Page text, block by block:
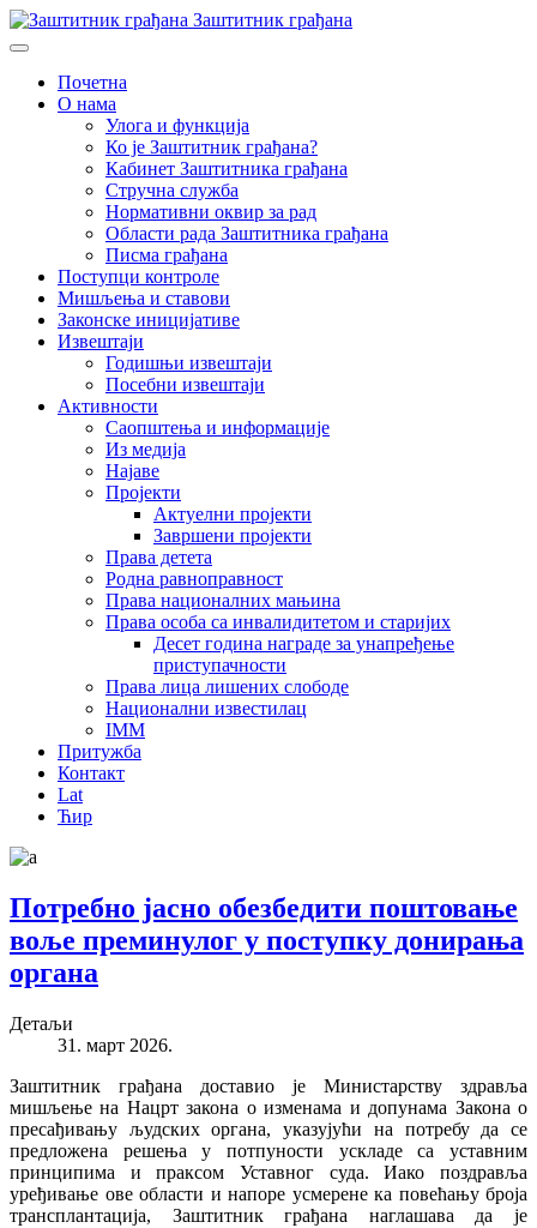
Заштитник грађана
Почетна
О нама
Улога и функција
Ко је Заштитник грађана?
Кабинет Заштитника грађана
Стручна служба
Нормативни оквир за рад
Области рада Заштитника грађана
Писма грађана
Поступци контроле
Мишљења и ставови
Законске иницијативе
Извештаји
Годишњи извештаји
Посебни извештаји
Активности
Саопштења и информације
Из медија
Најаве
Пројекти
Актуелни пројекти
Завршени пројекти
Права детета
Родна равноправност
Права националних мањина
Права особа са инвалидитетом и старијих
Десет година награде за унапређење
приступачности
Права лица лишених слободе
Национални известилац
IMM
Притужба
Контакт
Lat
Ћир
Потребно јасно обезбедити поштовање
воље преминулог у поступку донирања
органа
Детаљи
31. март 2026.
Заштитник грађана доставио је Министарству здравља
мишљење на Нацрт закона о изменама и допунама Закона о
пресађивању људских органа, указујући на потребу да се
предложена решења у потпуности ускладе са уставним
принципима и праксом Уставног суда. Иако поздравља
уређивање ове области и напоре усмерене ка повећању броја
трансплантација, Заштитник грађана наглашава да је